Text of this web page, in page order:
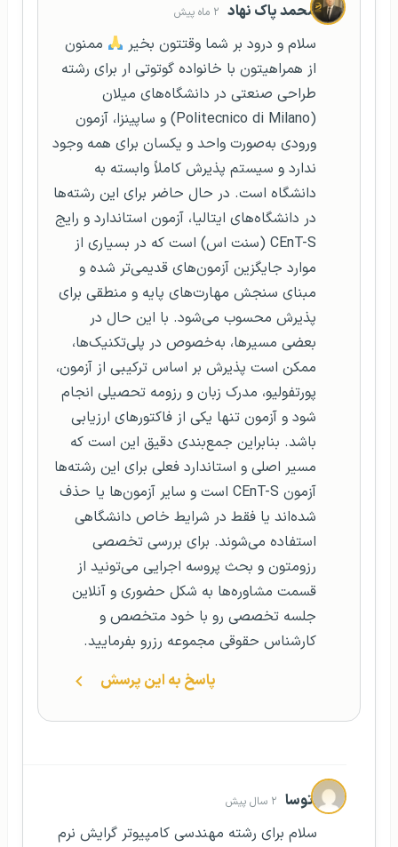
محمد پاک نهاد ۲ ماه پیش
سلام و درود بر شما وقتتون بخیر
ممنون
از همراهیتون با خانواده گوتوتی ار برای رشته
طراحی صنعتی در دانشگاه‌های میلان
(Politecnico di Milano) و ساپینزا، آزمون
ورودی به‌صورت واحد و یکسان برای همه وجود
ندارد و سیستم پذیرش کاملاً وابسته به
دانشگاه است. در حال حاضر برای این رشته‌ها
در دانشگاه‌های ایتالیا، آزمون استاندارد و رایج
CEnT-S (سنت اس) است که در بسیاری از
موارد جایگزین آزمون‌های قدیمی‌تر شده و
مبنای سنجش مهارت‌های پایه و منطقی برای
پذیرش محسوب می‌شود. با این حال در
بعضی مسیرها، به‌خصوص در پلی‌تکنیک‌ها،
ممکن است پذیرش بر اساس ترکیبی از آزمون،
پورتفولیو، مدرک زبان و رزومه تحصیلی انجام
شود و آزمون تنها یکی از فاکتورهای ارزیابی
باشد. بنابراین جمع‌بندی دقیق این است که
مسیر اصلی و استاندارد فعلی برای این رشته‌ها
آزمون CEnT-S است و سایر آزمون‌ها یا حذف
شده‌اند یا فقط در شرایط خاص دانشگاهی
استفاده می‌شوند. برای بررسی تخصصی
رزومتون و بحث پروسه اجرایی می‌تونید از
قسمت مشاوره‌ها به شکل حضوری و آنلاین
جلسه تخصصی رو با خود متخصص و
کارشناس حقوقی مجموعه رزرو بفرمایید.
پاسخ به این پرسش
اتوسا ۲ سال پیش
سلام برای رشته مهندسی کامپیوتر گرایش نرم